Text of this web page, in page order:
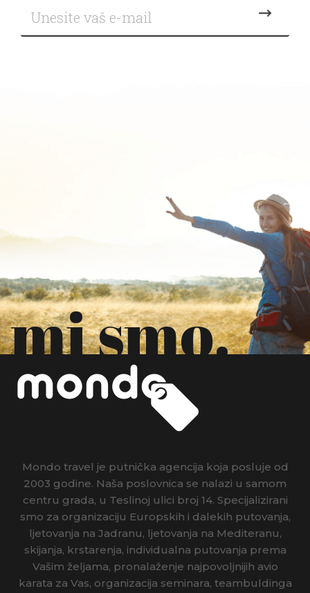
mi smo.
Mondo travel je putnička agencija koja posluje od
2003 godine. Naša poslovnica se nalazi u samom
centru grada, u Teslinoj ulici broj 14. Specijalizirani
smo za organizaciju Europskih i dalekih putovanja,
ljetovanja na Jadranu, ljetovanja na Mediteranu,
skijanja, krstarenja, individualna putovanja prema
Vašim željama, pronalaženje najpovoljnijih avio
karata za Vas, organizacija seminara, teambuldinga